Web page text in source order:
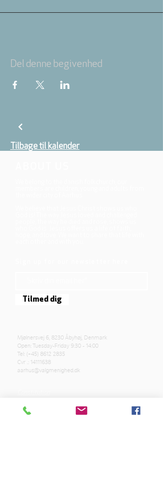
Del denne begivenhed
Tilbage til kalender
Tilmed dig
Mjølnersvej 6, 8230 Åbyhøj, Denmark
Open: Tuesday-Friday 9:30 - 14:00
Tel: (+45) 8612 2835
Cvr .: 14111638
aarhus@valgmenighed.dk